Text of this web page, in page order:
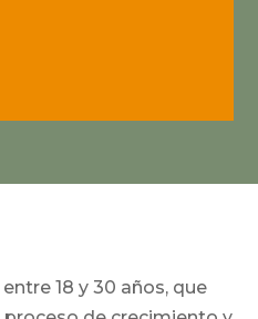
18 y 30 años, que